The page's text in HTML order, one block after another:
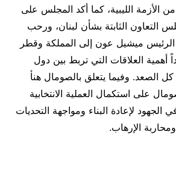
من الأزمة الليبية، كما أكد المجلس على
التعاون الثابتة بشأن لبنان، ورحب
الرئيس ميشيل عون إلى المملكة وقطر
2017، مؤكداً أهمية العلاقات التي تربط بين دول
الصعد. وفيما يتعلق بالصومال هنأ
على استكمال العملية الانتخابية
الجهود لإعادة البناء ومواجهة التحديات
ومحاربة الإرهاب.